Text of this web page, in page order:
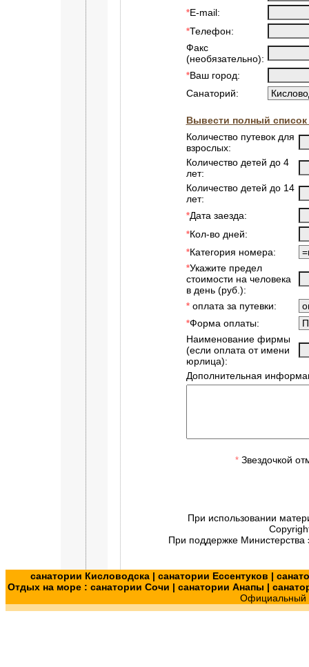
*E-mail:
*Телефон:
Факс
(необязательно):
*Ваш город:
Санаторий:
Вывести полный список
Количество путевок для
взрослых:
Количество детей до 4
лет:
Количество детей до 14
лет:
*Дата заезда:
*Кол-во дней:
*Категория номера:
*Укажите предел
стоимости на человека
в день (руб.):
*оплата за путевки:
*Форма оплаты:
Наименование фирмы
(если оплата от имени
юрлица):
Дополнительная
*Звездочкой
При использовании
При поддержке Министерства
санатории Кисловодска| санатории Ессентуков |
Отдых на море : санатории Сочи | санатории Анапы |
Официальный